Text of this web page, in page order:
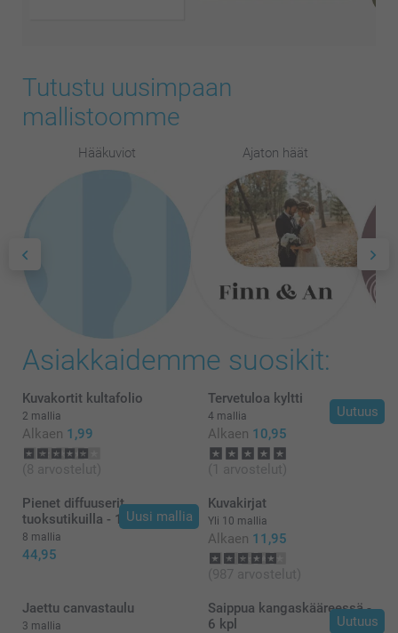
Tutustu uusimpaan
mallistoomme
Hääkuviot Ajaton häät
Asiakkaidemme suosikit:
Kuvakortit kultafolio
2 mallia
Alkaen 1,99
(8 arvostelut)
Uutuus
Tervetuloa kyltti
4 mallia
Alkaen 10,95
(1 arvostelut)
Uusi mallia
Pienet diffuuserit
tuoksutikuilla - 12 kpl
8 mallia
44,95
Kuvakirjat
Yli 10 mallia
Alkaen 11,95
(987 arvostelut)
Jaettu canvastaulu
3 mallia Uutuus
Saippua kangaskääreessä -
6 kpl